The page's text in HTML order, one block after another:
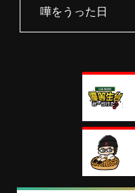
嘩をうった日